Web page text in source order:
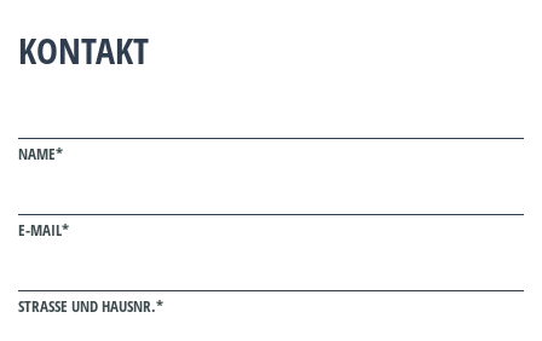
KONTAKT
NAME*
E-MAIL*
STRASSE UND HAUSNR.*